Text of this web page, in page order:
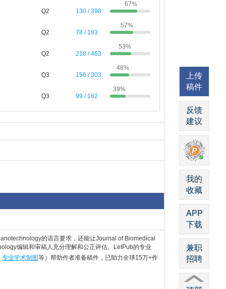
Q2 130 / 398
67%
Q2 78 / 183
57%
Q2 218 / 463
53%
Q3 156 / 303
48%
Q3 99 / 162
39%
的语言要求，还能让Journal of Biomedical
编辑和审稿人充分理解和公正评估。LetPub的专业
专业学术制图等）帮助作者准备稿件，已助力全球15万+作
上传
稿件
反馈
建议
我的
收藏
APP
下载
兼职
招聘